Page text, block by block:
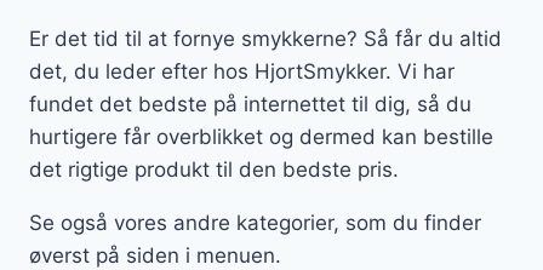
Er det tid til at fornye smykkerne? Så får du altid
det, du leder efter hos HjortSmykker. Vi har
fundet det bedste på internettet til dig, så du
hurtigere får overblikket og dermed kan bestille
det rigtige produkt til den bedste pris.
Se også vores andre kategorier, som du finder
øverst på siden i menuen.